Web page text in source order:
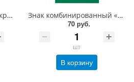
Знак "Нажать, чтобы открыть" с экраном для дверей "Антипаника", 150х300 мм, фотолюм, пленка
Знак комбинированный «Повернуть налево, чтобы открыть» со знаком E01-02 и с отверстием под ручку двери вертикальный, 200х100 мм, фотолюм, пленка
70 руб.
шт
В корзину